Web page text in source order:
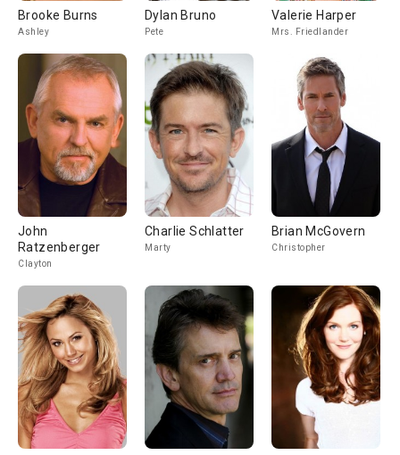
Brooke Burns
Ashley
Dylan Bruno
Pete
Valerie Harper
Mrs. Friedlander
John
Ratzenberger
Clayton
Charlie Schlatter
Marty
Brian McGovern
Christopher